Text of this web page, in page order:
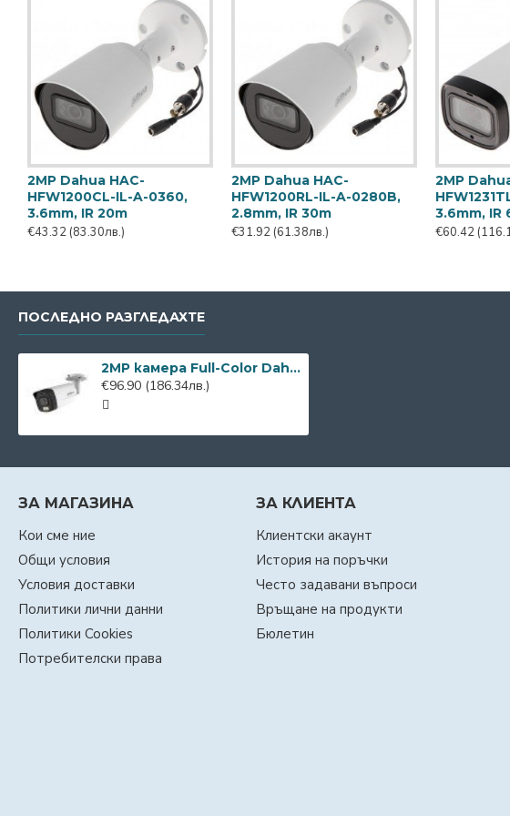
2MP Dahua IPC-B1E20P-
0280B, IP камера, 2.8mm,
IR 30m
€45.22(86.95лв.)
2MP Dahua IPC-B1E20P-A-
0280B, IP камера, 2.8mm,
IR 30m
€47.88(92.07лв.)
2MP Dahua
камера,
€152.76
ПОСЛЕДНО РАЗГЛЕДАХТЕ
2MP камера Full-Color Dahua HAC-HFW2249T-I8-A-NI-0360B
€96.90 (186.34лв.)
ЗА МАГАЗИНА
Кои сме ние
Общи условия
Условия доставки
Политики лични данни
Политики Cookies
Потребителски права
ЗА КЛИЕНТА
Клиентски акаунт
История на поръчки
Често задавани въпроси
Връщане на продукти
Бюлетин